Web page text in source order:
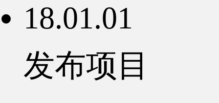
18.01.01
发布项目